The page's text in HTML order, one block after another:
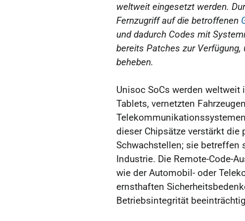
weltweit eingesetzt werden.
Fernzugriff auf die betroffenen
und dadurch Codes mit
bereits Patches zur
beheben.
Unisoc SoCs werden weltweit
Tablets, vernetzten
dieser Chipsätze verstärkt
Schwachstellen; sie betreffen
Industrie. Die Remote-Code-
wie der Automobil- oder
ernsthaften
Betriebsintegrität